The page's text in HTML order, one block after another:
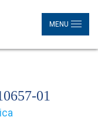
MENU
01